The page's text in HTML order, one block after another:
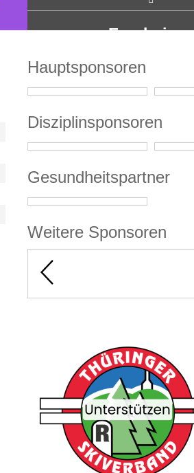
Ergebnisse
Hauptsponsoren
Disziplinsponsoren
Gesundheitspartner
Weitere Sponsoren